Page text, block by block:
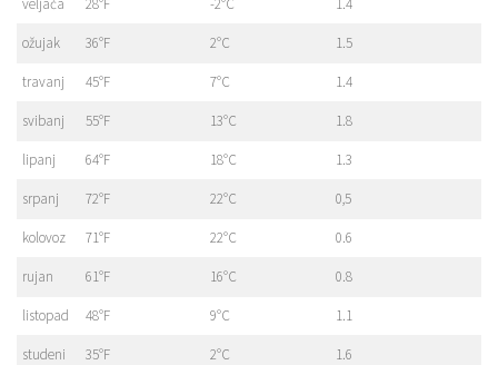
ožujak 36°F 2°C 1.5
travanj 45°F 7°C 1.4
svibanj 55°F 13°C 1.8
lipanj 64°F 18°C 1.3
srpanj 72°F 22°C 0,5
kolovoz 71°F 22°C 0.6
rujan 61°F 16°C 0.8
listopad 48°F 9°C 1.1
studeni 35°F 2°C 1.6